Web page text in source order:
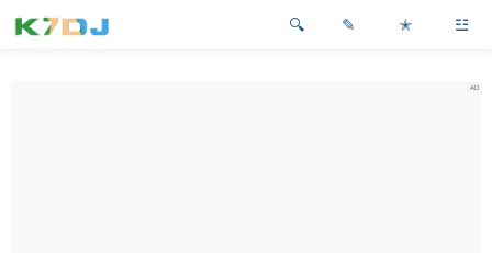
✎ ✭ ☳